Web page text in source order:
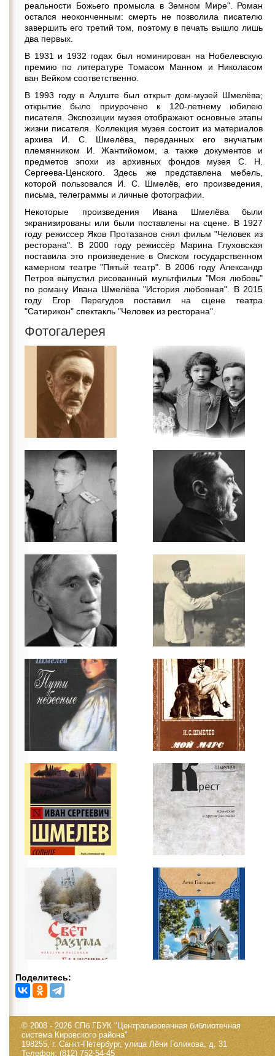
реальности Божьего промысла в Земном Мире". Роман
остался неоконченным: смерть не позволила писателю
завершить его третий том, поэтому в печать вышло лишь
два первых.
В 1931 и 1932 годах был номинирован на Нобелевскую
премию по литературе Томасом Манном и Николасом
ван Вейком соответственно.
В 1993 году в Алуште был открыт дом-музей Шмелёва;
открытие было приурочено к 120-летнему юбилею
писателя. Экспозиции музея отображают основные этапы
жизни писателя. Коллекция музея состоит из материалов
архива И. С. Шмелёва, переданных его внучатым
племянником И. Жантийомом, а также документов и
предметов эпохи из архивных фондов музея С. Н.
Сергеева-Ценского. Здесь же представлена мебель,
которой пользовался И. С. Шмелёв, его произведения,
письма, телеграммы и личные фотографии.
Некоторые произведения Ивана Шмелёва были
экранизированы или были поставлены на сцене. В 1927
году режиссер Яков Протазанов снял фильм "Человек из
ресторана". В 2000 году режиссёр Марина Глуховская
поставила это произведение в Омском государственном
камерном театре "Пятый театр". В 2006 году Александр
Петров выпустил рисованный мультфильм "Моя любовь"
по роману Ивана Шмелёва "История любовная". В 2015
году Егор Перегудов поставил на сцене театра
"Сатирикон" спектакль "Человек из ресторана".
Фотогалерея
Поделитесь:
© 2008 - 2026 СПб ГБУК "Централизованная библиотечная
система Кировского района"
198255, г. Санкт-Петербург, улица Лёни Голикова, д. 31
Телефон: (812) 752-54-45